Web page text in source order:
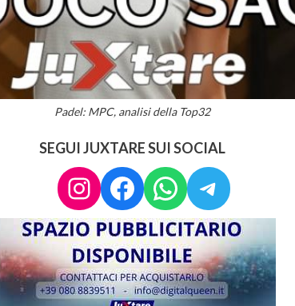
Padel: MPC, analisi della Top32
SEGUI JUXTARE SUI SOCIAL
Instagram
Facebook
WhatsApp
Telegram